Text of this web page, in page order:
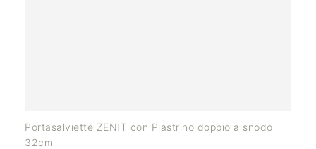
Portasalviette ZENIT con Piastrino doppio a snodo
32cm